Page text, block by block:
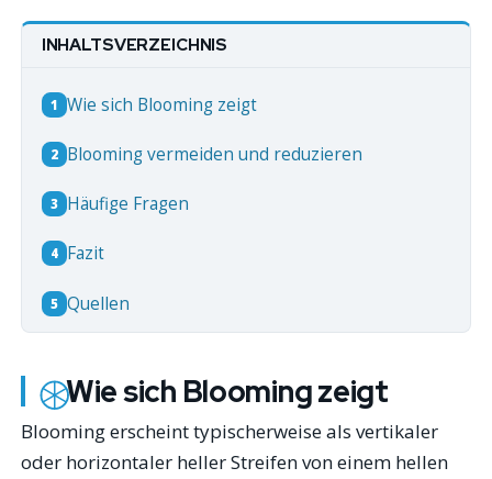
INHALTSVERZEICHNIS
1 Wie sich Blooming zeigt
2 Blooming vermeiden und reduzieren
3 Häufige Fragen
4 Fazit
5 Quellen
Wie sich Blooming zeigt
Blooming erscheint typischerweise als vertikaler
oder horizontaler heller Streifen von einem hellen